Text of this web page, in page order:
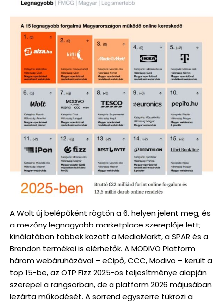
A Wolt új belépőként rögtön a 6. helyen jelent meg, és
a mezőny legnagyobb marketplace szereplője lett;
kínálatában többek között a MediaMarkt, a SPAR és a
Brendon termékei is elérhetők. A MODIVO Platform
három webáruházával – eCipő, CCC, Modivo – került a
top 15-be, az OTP Fizz 2025-ös teljesítménye alapján
szerepel a rangsorban, de a platform 2026 májusában
lezárta működését. A sorrend egyszerre tükrözi a